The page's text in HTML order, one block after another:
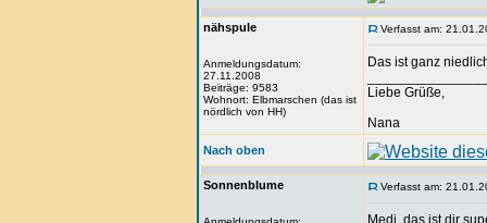
nähspule
Anmeldungsdatum:
27.11.2008
Beiträge: 9583
Wohnort: Elbmarschen (das ist
nördlich von HH)
Verfasst am:
Das ist ganz
Liebe Grüße,
Nana
Nach oben
Sonnenblume Verfasst am:
Medi, das ist dir